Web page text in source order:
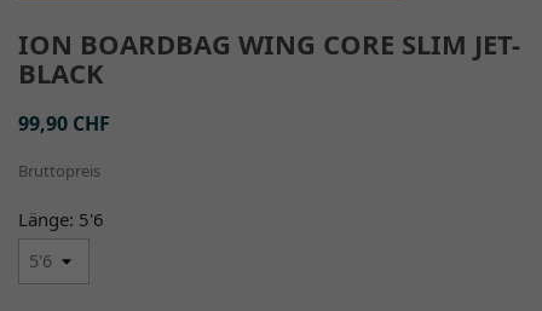
ION BOARDBAG WING CORE SLIM JET-
BLACK
99,90 CHF
Bruttopreis
Länge: 5'6